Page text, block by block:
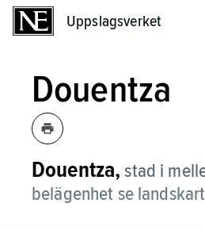
Uppslagsverket
Douentza
Douentza, stad i
belägenhet se